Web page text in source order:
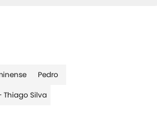
Pedro
Thiago Silva